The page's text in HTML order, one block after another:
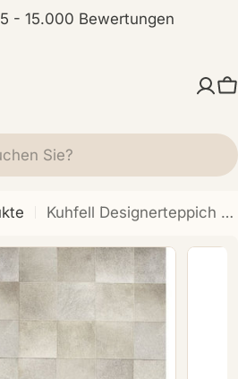
- 15.000 Bewertungen
Kuhfell Designerteppich | Paris